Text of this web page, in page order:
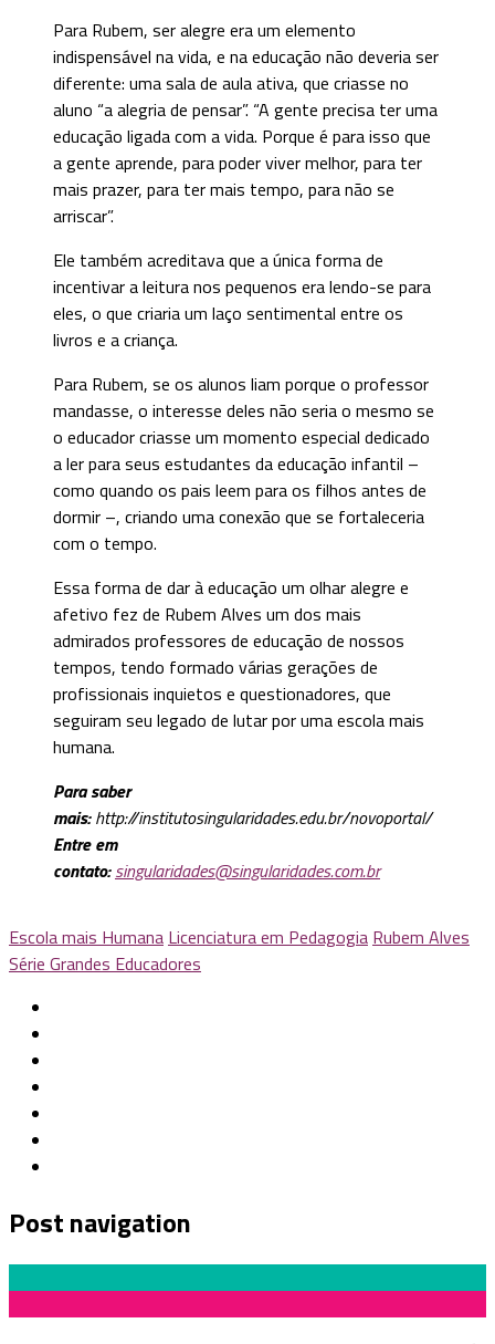
Para Rubem, ser alegre era um elemento
indispensável na vida, e na educação não deveria ser
diferente: uma sala de aula ativa, que criasse no
aluno “a alegria de pensar”. “A gente precisa ter uma
educação ligada com a vida. Porque é para isso que
a gente aprende, para poder viver melhor, para ter
mais prazer, para ter mais tempo, para não se
arriscar”.
Ele também acreditava que a única forma de
incentivar a leitura nos pequenos era lendo-se para
eles, o que criaria um laço sentimental entre os
livros e a criança.
Para Rubem, se os alunos liam porque o professor
mandasse, o interesse deles não seria o mesmo se
o educador criasse um momento especial dedicado
a ler para seus estudantes da educação infantil –
como quando os pais leem para os filhos antes de
dormir –, criando uma conexão que se fortaleceria
com o tempo.
Essa forma de dar à educação um olhar alegre e
afetivo fez de Rubem Alves um dos mais
admirados professores de educação de nossos
tempos, tendo formado várias gerações de
profissionais inquietos e questionadores, que
seguiram seu legado de lutar por uma escola mais
humana.
Para saber
mais:http://institutosingularidades.edu.br/novoportal/
Entre em
contato: singularidades@singularidades.com.br
Escola mais Humana Licenciatura em Pedagogia Rubem Alves
Série Grandes Educadores
Post navigation
Previous Post